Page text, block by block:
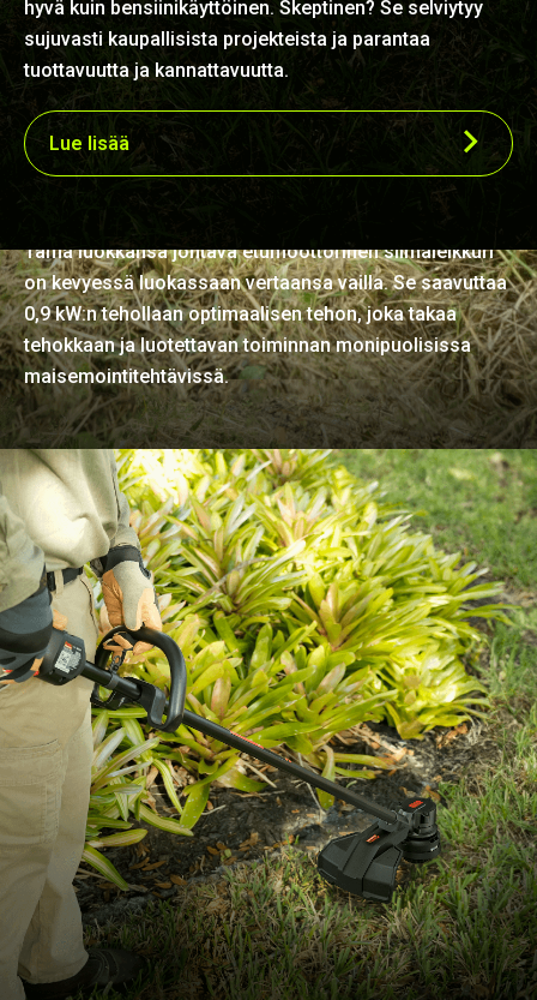
hyvä kuin bensiinikäyttöinen. Skeptinen? Se selviytyy
sujuvasti kaupallisista projekteista ja parantaa
tuottavuutta ja kannattavuutta.
Lue lisää
Verraton keveys ja teho
Tämä luokkansa johtava etumoottorinen siimaleikkuri
on kevyessä luokassaan vertaansa vailla. Se saavuttaa
0,9 kW:n tehollaan optimaalisen tehon, joka takaa
tehokkaan ja luotettavan toiminnan monipuolisissa
maisemointitehtävissä.